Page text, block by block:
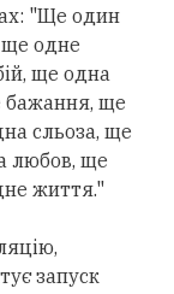
"Ще один
ще одне
ще одна
бажання, ще
сльоза, ще
любов, ще
життя."
запуск